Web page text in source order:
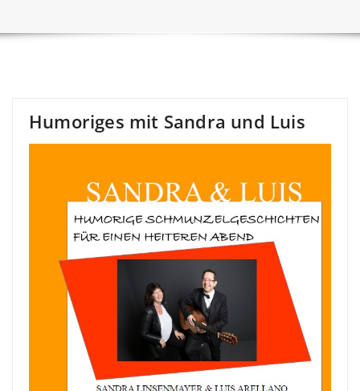
Humoriges mit Sandra und Luis